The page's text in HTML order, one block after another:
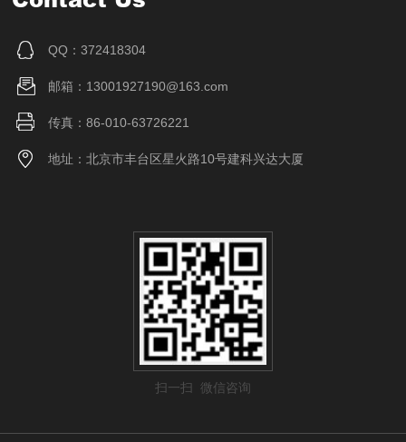
QQ：372418304
邮箱：13001927190@163.com
传真：86-010-63726221
地址：北京市丰台区星火路10号建科兴达大厦
扫一扫 微信咨询